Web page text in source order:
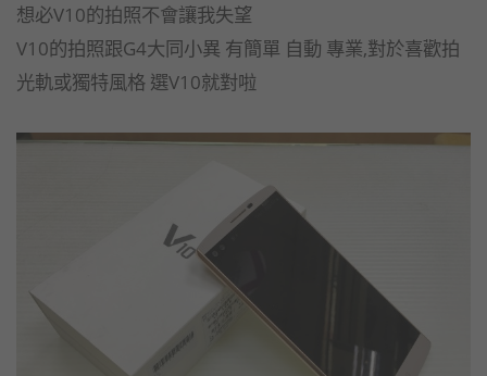
想必V10的拍照不會讓我失望
V10的拍照跟G4大同小異 有簡單 自動 專業,對於喜歡拍
光軌或獨特風格 選V10就對啦